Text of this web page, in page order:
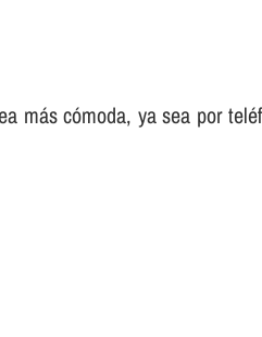
más cómoda, ya sea por